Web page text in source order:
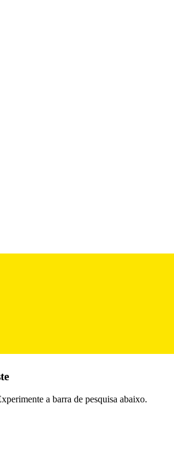
a barra de pesquisa abaixo.